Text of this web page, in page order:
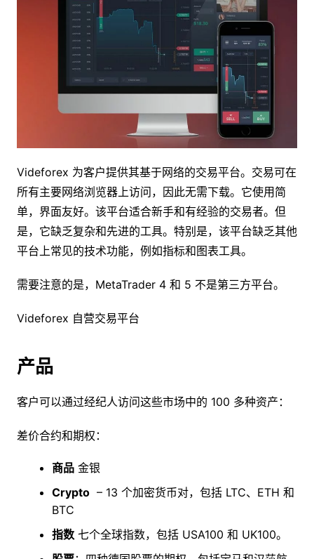
Videforex 为客户提供其基于网络的交易平台。交易可在
所有主要网络浏览器上访问，因此无需下载。它使用简
单，界面友好。该平台适合新手和有经验的交易者。但
是，它缺乏复杂和先进的工具。特别是，该平台缺乏其他
平台上常见的技术功能，例如指标和图表工具。
需要注意的是，MetaTrader 4 和 5 不是第三方平台。
Videforex 自营交易平台
产品
客户可以通过经纪人访问这些市场中的 100 多种资产：
差价合约和期权：
商品金银
Crypto– 13 个加密货币对，包括 LTC、ETH 和
BTC
指数七个全球指数，包括 USA100 和 UK100。